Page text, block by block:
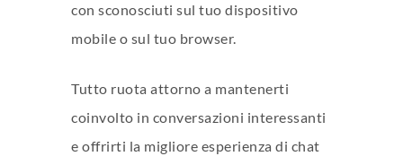
con sconosciuti sul tuo dispositivo
mobile o sul tuo browser.
Tutto ruota attorno a mantenerti
coinvolto in conversazioni interessanti
e offrirti la migliore esperienza di chat